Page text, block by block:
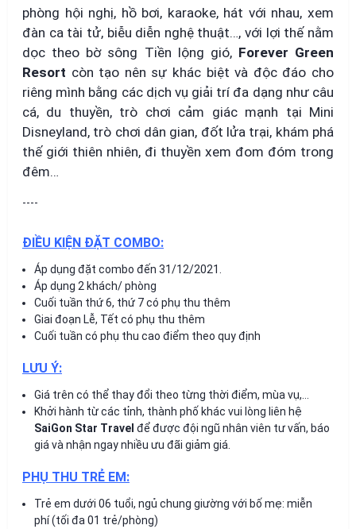
phòng hội nghị, hồ bơi, karaoke, hát với nhau, xem
đàn ca tài tử, biễu diễn nghệ thuật…, với lợi thế nằm
dọc theo bờ sông Tiền lộng gió,Forever Green
Resort còn tạo nên sự khác biệt và độc đáo cho
riêng mình bằng các dịch vụ giải trí đa dạng như câu
cá, du thuyền, trò chơi cảm giác mạnh tại Mini
Disneyland, trò chơi dân gian, đốt lửa trại, khám phá
thế giới thiên nhiên, đi thuyền xem đom đóm trong
đêm…
----
ĐIỀU KIỆN ĐẶT COMBO:
Áp dụng đặt combo đến 31/12/2021.
Áp dụng 2 khách/ phòng
Cuối tuần thứ 6, thứ 7 có phụ thu thêm
Giai đoạn Lễ, Tết có phụ thu thêm
Cuối tuần có phụ thu cao điểm theo quy định
LƯU Ý:
Giá trên có thể thay đổi theo từng thời điểm, mùa vụ,…
Khởi hành từ các tỉnh, thành phố khác vui lòng liên hệ
SaiGon Star Travel để được đội ngũ nhân viên tư vấn, báo
giá và nhận ngay nhiều ưu đãi giảm giá.
PHỤ THU TRẺ EM:
Trẻ em dưới 06 tuổi, ngủ chung giường với bố mẹ: miễn
phí (tối đa 01 trẻ/phòng)